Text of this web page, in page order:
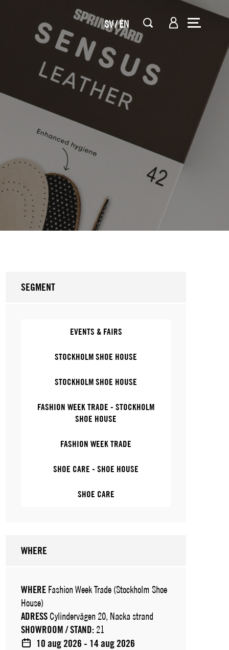
SV EN
SEGMENT
EVENTS & FAIRS
STOCKHOLM SHOE HOUSE
STOCKHOLM SHOE HOUSE
FASHION WEEK TRADE - STOCKHOLM
SHOE HOUSE
FASHION WEEK TRADE
SHOE CARE - SHOE HOUSE
SHOE CARE
WHERE
WHERE Fashion Week Trade (Stockholm Shoe
House)
ADRESSCylindervägen 20, Nacka strand
SHOWROOM / STAND: 21
10 aug 2026 - 14 aug 2026